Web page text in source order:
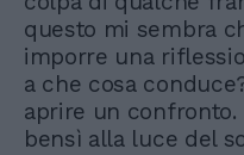
questo mi sembra
imporre una
a che cosa
aprire un confronto.
bensì alla luce del